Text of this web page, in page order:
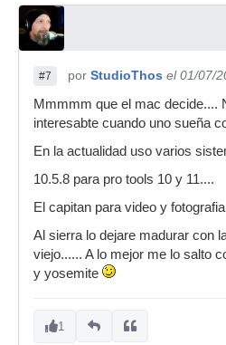
#7 por StudioThos el 01/07/
Mmmmm que el mac decide....
interesabte cuando uno sueña
En la actualidad uso varios
10.5.8 para pro tools 10 y 11....
El capitan para video y
Al sierra lo dejare madurar con
viejo...... A lo mejor me lo salto
y yosemite
1